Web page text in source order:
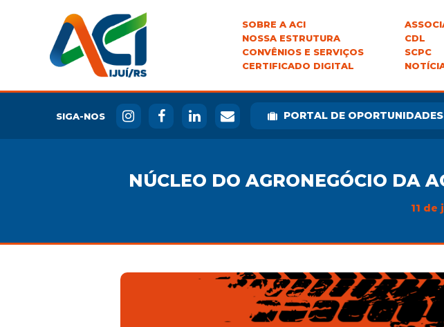
SOBRE A ACI
NOSSA ESTRUTURA
CONVÊNIOS E SERVIÇOS
CERTIFICADO DIGITAL
CDL
SCPC
SIGA-NOS PORTAL DE OPORTUNIDADES
NÚCLEO DO AGRONEGÓCIO DA
11 de